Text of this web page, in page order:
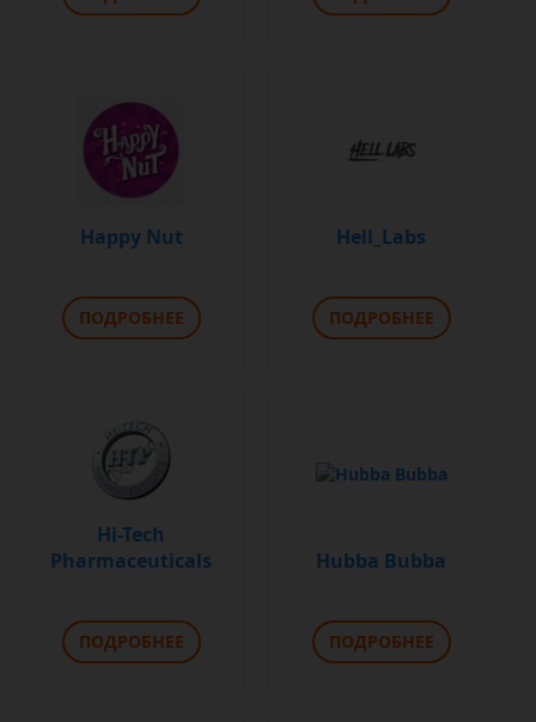
Happy Nut
ПОДРОБНЕЕ
Hell_Labs
ПОДРОБНЕЕ
Hi-Tech
Pharmaceuticals
ПОДРОБНЕЕ
Hubba Bubba
ПОДРОБНЕЕ